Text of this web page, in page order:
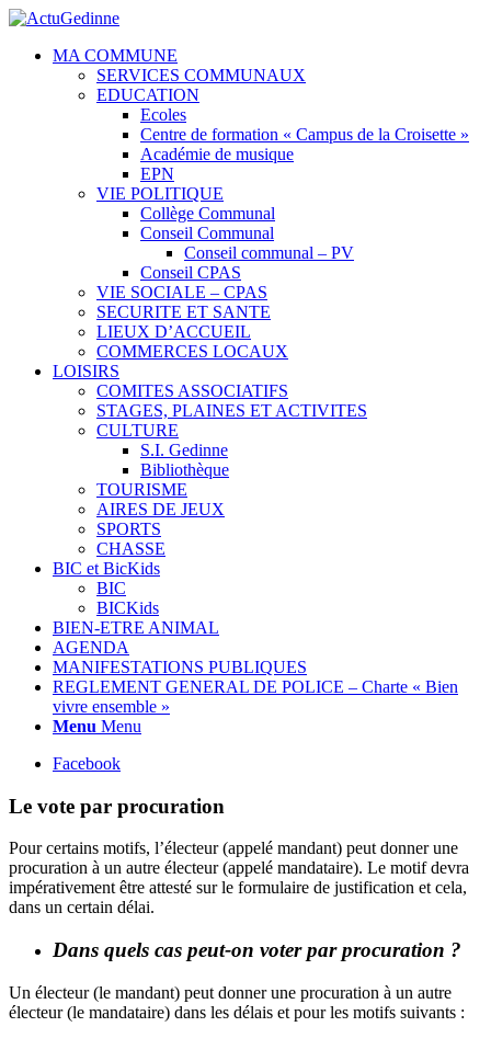
MA COMMUNE
SERVICES COMMUNAUX
EDUCATION
Ecoles
Centre de formation « Campus de la Croisette »
Académie de musique
EPN
VIE POLITIQUE
Collège Communal
Conseil Communal
Conseil communal – PV
Conseil CPAS
VIE SOCIALE – CPAS
SECURITE ET SANTE
LIEUX D’ACCUEIL
COMMERCES LOCAUX
LOISIRS
COMITES ASSOCIATIFS
STAGES, PLAINES ET ACTIVITES
CULTURE
S.I. Gedinne
Bibliothèque
TOURISME
AIRES DE JEUX
SPORTS
CHASSE
BIC et BicKids
BIC
BICKids
BIEN-ETRE ANIMAL
AGENDA
MANIFESTATIONS PUBLIQUES
REGLEMENT GENERAL DE POLICE – Charte « Bien
vivre ensemble »
Menu Menu
Facebook
Le vote par procuration
Pour certains motifs, l’électeur (appelé mandant) peut donner une
procuration à un autre électeur (appelé mandataire). Le motif devra
impérativement être attesté sur le formulaire de justification et cela,
dans un certain délai.
Dans quels cas peut-on voter par procuration ?
Un électeur (le mandant) peut donner une procuration à un autre
électeur (le mandataire) dans les délais et pour les motifs suivants :